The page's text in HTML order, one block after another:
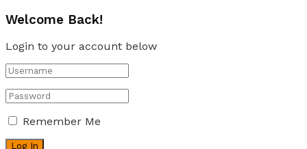
Welcome Back!
Login to your account below
Remember Me